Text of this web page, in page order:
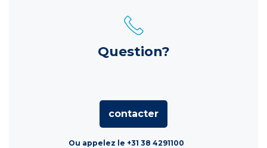
Question?
contacter
Ou appelez le +31 38 4291100